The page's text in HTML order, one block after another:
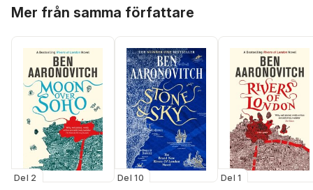
Mer från samma författare
Del 2 Del 10 Del 1